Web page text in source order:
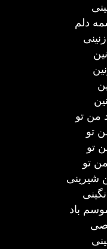
دلم
من تو
تو
تو
تو
شیرینی
باد